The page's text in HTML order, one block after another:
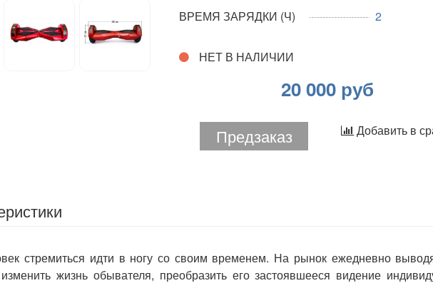
ВРЕМЯ ЗАРЯДКИ (Ч)
2
НЕТ В НАЛИЧИИ
20 000 руб
Предзаказ Добавить в
стремиться идти в ногу со своим временем. На рынок ежедневно
жизнь обывателя, преобразить его застоявшееся видение